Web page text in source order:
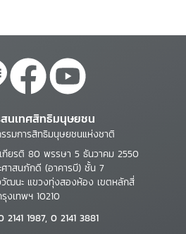
นเทศสิทธิมนุษยชน
รมการสิทธิมนุษยชนแห่งชาติ
กียรติ 80 พรรษา 5 ธันวาคม 2550
ศาสนภักดี (อาคารบี) ชั้น 7
ฒนะ แขวงทุ่งสองห้อง เขตหลักสี่
งเทพฯ 10210
2141 1987, 0 2141 3881